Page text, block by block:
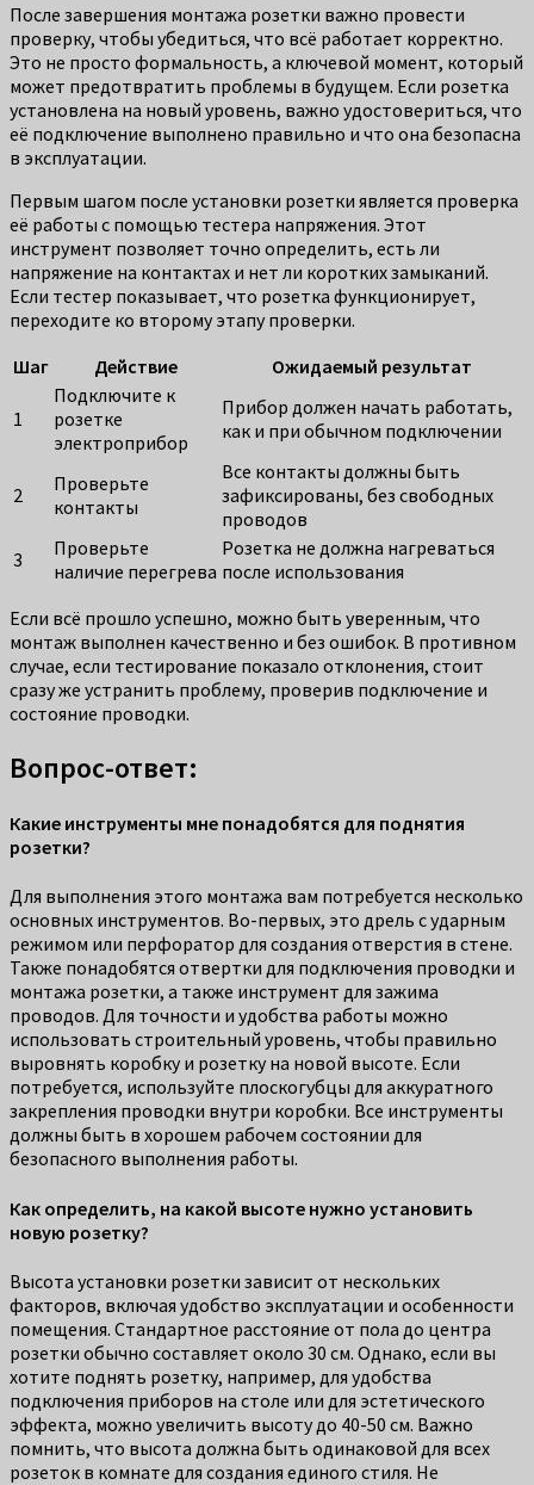
После завершения монтажа розетки важно провести
проверку, чтобы убедиться, что всё работает корректно.
Это не просто формальность, а ключевой момент, который
может предотвратить проблемы в будущем. Если розетка
установлена на новый уровень, важно удостовериться, что
её подключение выполнено правильно и что она безопасна
в эксплуатации.
Первым шагом после установки розетки является проверка
её работы с помощью тестера напряжения. Этот
инструмент позволяет точно определить, есть ли
напряжение на контактах и нет ли коротких замыканий.
Если тестер показывает, что розетка функционирует,
переходите ко второму этапу проверки.
Шаг
Действие Ожидаемый результат
1
Подключите к
розетке
электроприбор
Прибор должен начать работать,
как и при обычном подключении
2
Проверьте
контакты
Все контакты должны быть
зафиксированы, без свободных
проводов
3
Проверьте
наличие перегрева
Розетка не должна нагреваться
после использования
Если всё прошло успешно, можно быть уверенным, что
монтаж выполнен качественно и без ошибок. В противном
случае, если тестирование показало отклонения, стоит
сразу же устранить проблему, проверив подключение и
состояние проводки.
Вопрос-ответ:
Какие инструменты мне понадобятся для поднятия
розетки?
Для выполнения этого монтажа вам потребуется несколько
основных инструментов. Во-первых, это дрель с ударным
режимом или перфоратор для создания отверстия в стене.
Также понадобятся отвертки для подключения проводки и
монтажа розетки, а также инструмент для зажима
проводов. Для точности и удобства работы можно
использовать строительный уровень, чтобы правильно
выровнять коробку и розетку на новой высоте. Если
потребуется, используйте плоскогубцы для аккуратного
закрепления проводки внутри коробки. Все инструменты
должны быть в хорошем рабочем состоянии для
безопасного выполнения работы.
Как определить, на какой высоте нужно установить
новую розетку?
Высота установки розетки зависит от нескольких
факторов, включая удобство эксплуатации и особенности
помещения. Стандартное расстояние от пола до центра
розетки обычно составляет около 30 см. Однако, если вы
хотите поднять розетку, например, для удобства
подключения приборов на столе или для эстетического
эффекта, можно увеличить высоту до 40-50 см. Важно
помнить, что высота должна быть одинаковой для всех
розеток в комнате для создания единого стиля. Не